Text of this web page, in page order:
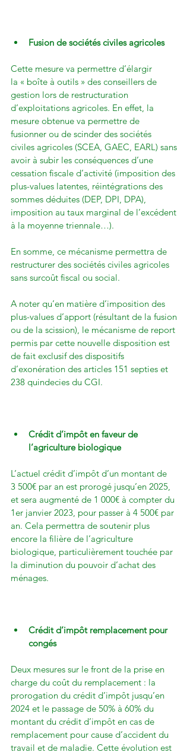
Fusion de sociétés civiles agricoles
Cette mesure va permettre d’élargir
la « boîte à outils » des conseillers de
gestion lors de restructuration
d’exploitations agricoles. En effet, la
mesure obtenue va permettre de
fusionner ou de scinder des sociétés
civiles agricoles (SCEA, GAEC, EARL) sans
avoir à subir les conséquences d’une
cessation fiscale d’activité (imposition des
plus-values latentes, réintégrations des
sommes déduites (DEP, DPI, DPA),
imposition au taux marginal de l’excédent
à la moyenne triennale…).
En somme, ce mécanisme permettra de
restructurer des sociétés civiles agricoles
sans surcoût fiscal ou social.
A noter qu’en matière d’imposition des
plus-values d’apport (résultant de la fusion
ou de la scission), le mécanisme de report
permis par cette nouvelle disposition est
de fait exclusif des dispositifs
d’exonération des articles 151 septies et
238 quindecies du CGI.
Crédit d’impôt en faveur de
l’agriculture biologique
L’actuel crédit d’impôt d’un montant de
3 500€ par an est prorogé jusqu’en 2025,
et sera augmenté de 1 000€ à compter du
1er janvier 2023, pour passer à 4 500€ par
an. Cela permettra de soutenir plus
encore la filière de l’agriculture
biologique, particulièrement touchée par
la diminution du pouvoir d’achat des
ménages.
Crédit d’impôt remplacement pour
congés
Deux mesures sur le front de la prise en
charge du coût du remplacement : la
prorogation du crédit d’impôt jusqu’en
2024 et le passage de 50% à 60% du
montant du crédit d’impôt en cas de
remplacement pour cause d’accident du
travail et de maladie. Cette évolution est